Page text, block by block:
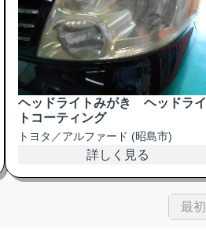
ヘッドライトみがき ヘッドライ
トコーティング
トヨタ／アルファード (昭島市)
詳しく見る
最初